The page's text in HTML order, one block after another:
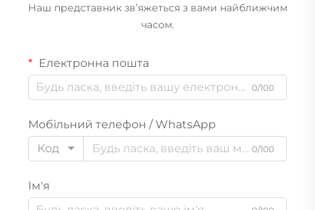
Наш представник зв’яжеться з вами найближчим
часом.
Електронна пошта
0/100
Мобільний телефон / WhatsApp
Код
0/100
Ім'я